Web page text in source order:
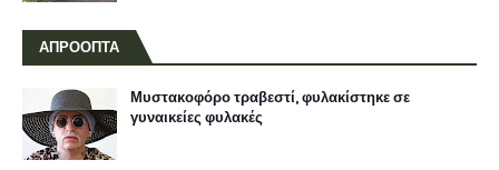
ΑΠΡΟΟΠΤΑ
Μυστακοφόρο τραβεστί, φυλακίστηκε σε
γυναικείες φυλακές